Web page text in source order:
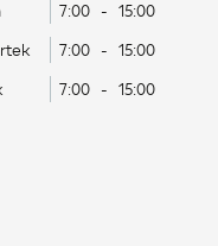
7:00 - 15:00
7:00 - 15:00
7:00 - 15:00